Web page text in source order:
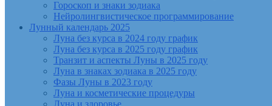
Гороскоп и знаки зодиака
Нейролингвистическое программирование
Лунный календарь 2025
Луна без курса в 2024 году график
Луна без курса в 2025 году график
Транзит и аспекты Луны в 2025 году
Луна в знаках зодиака в 2025 году
Фазы Луны в 2023 году
Луна и косметические процедуры
Луна и здоровье